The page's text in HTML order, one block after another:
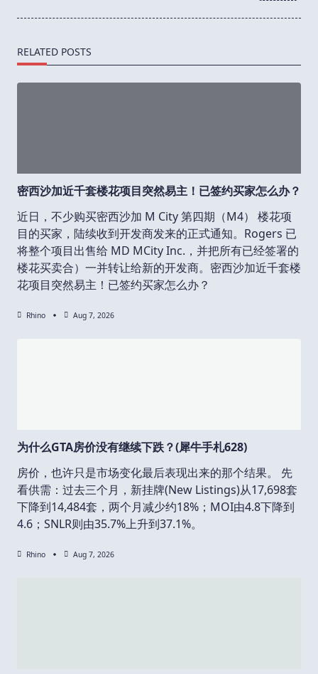
RELATED POSTS
密西沙加近千套楼花项目突然易主！已签约买家怎么办？
近日，不少购买密西沙加 M City 第四期（M4） 楼花项
目的买家，陆续收到开发商发来的正式通知。Rogers 已
将整个项目出售给 MD MCity Inc.，并把所有已经签署的
楼花买卖合）一并转让给新的开发商。密西沙加近千套楼
花项目突然易主！已签约买家怎么办？
Rhino Aug 7, 2026
为什么GTA房价没有继续下跌？(犀牛手札628)
房价，也许只是市场变化最后表现出来的那个结果。 先
看供需：过去三个月，新挂牌(New Listings)从17,698套
下降到14,484套，两个月减少约18%；MOI由4.8下降到
4.6；SNLR则由35.7%上升到37.1%。
Rhino Aug 7, 2026